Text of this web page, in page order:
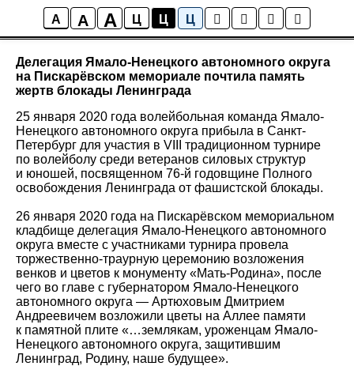
A A A Ц Ц Ц
Новости
Делегация Ямало-Ненецкого автономного округа
на Пискарёвском мемориале почтила память
жертв блокады Ленинграда
25 января 2020 года волейбольная команда Ямало-
Ненецкого автономного округа прибыла в Санкт-
Петербург для участия в VIII традиционном турнире
по волейболу среди ветеранов силовых структур
и юношей, посвященном 76-й годовщине Полного
освобождения Ленинграда от фашистской блокады.
26 января 2020 года на Пискарёвском мемориальном
кладбище делегация Ямало-Ненецкого автономного
округа вместе с участниками турнира провела
торжественно-траурную церемонию возложения
венков и цветов к монументу «Мать-Родина», после
чего во главе с губернатором Ямало-Ненецкого
автономного округа — Артюховым Дмитрием
Андреевичем возложили цветы на Аллее памяти
к памятной плите «…землякам, уроженцам Ямало-
Ненецкого автономного округа, защитившим
Ленинград, Родину, наше будущее».